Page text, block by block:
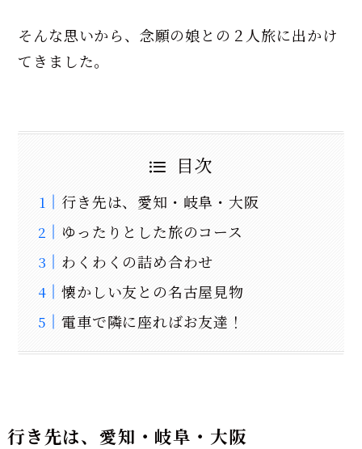
そんな思いから、念願の娘との２人旅に出かけ
てきました。
目次
行き先は、愛知・岐阜・大阪
ゆったりとした旅のコース
わくわくの詰め合わせ
懐かしい友との名古屋見物
電車で隣に座ればお友達！
行き先は、愛知・岐阜・大阪